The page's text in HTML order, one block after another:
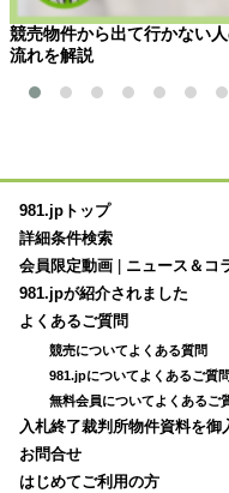
競売物件から出て行かない
流れを解説
981.jpトップ
詳細条件検索
会員限定動画
ニュース＆コ
981.jpが紹介されました
よくあるご質問
競売についてよくある質問
981.jpについてよくあるご質問
無料会員についてよくあるご
入札終了裁判所物件資料を御
お問合せ
はじめてご利用の方